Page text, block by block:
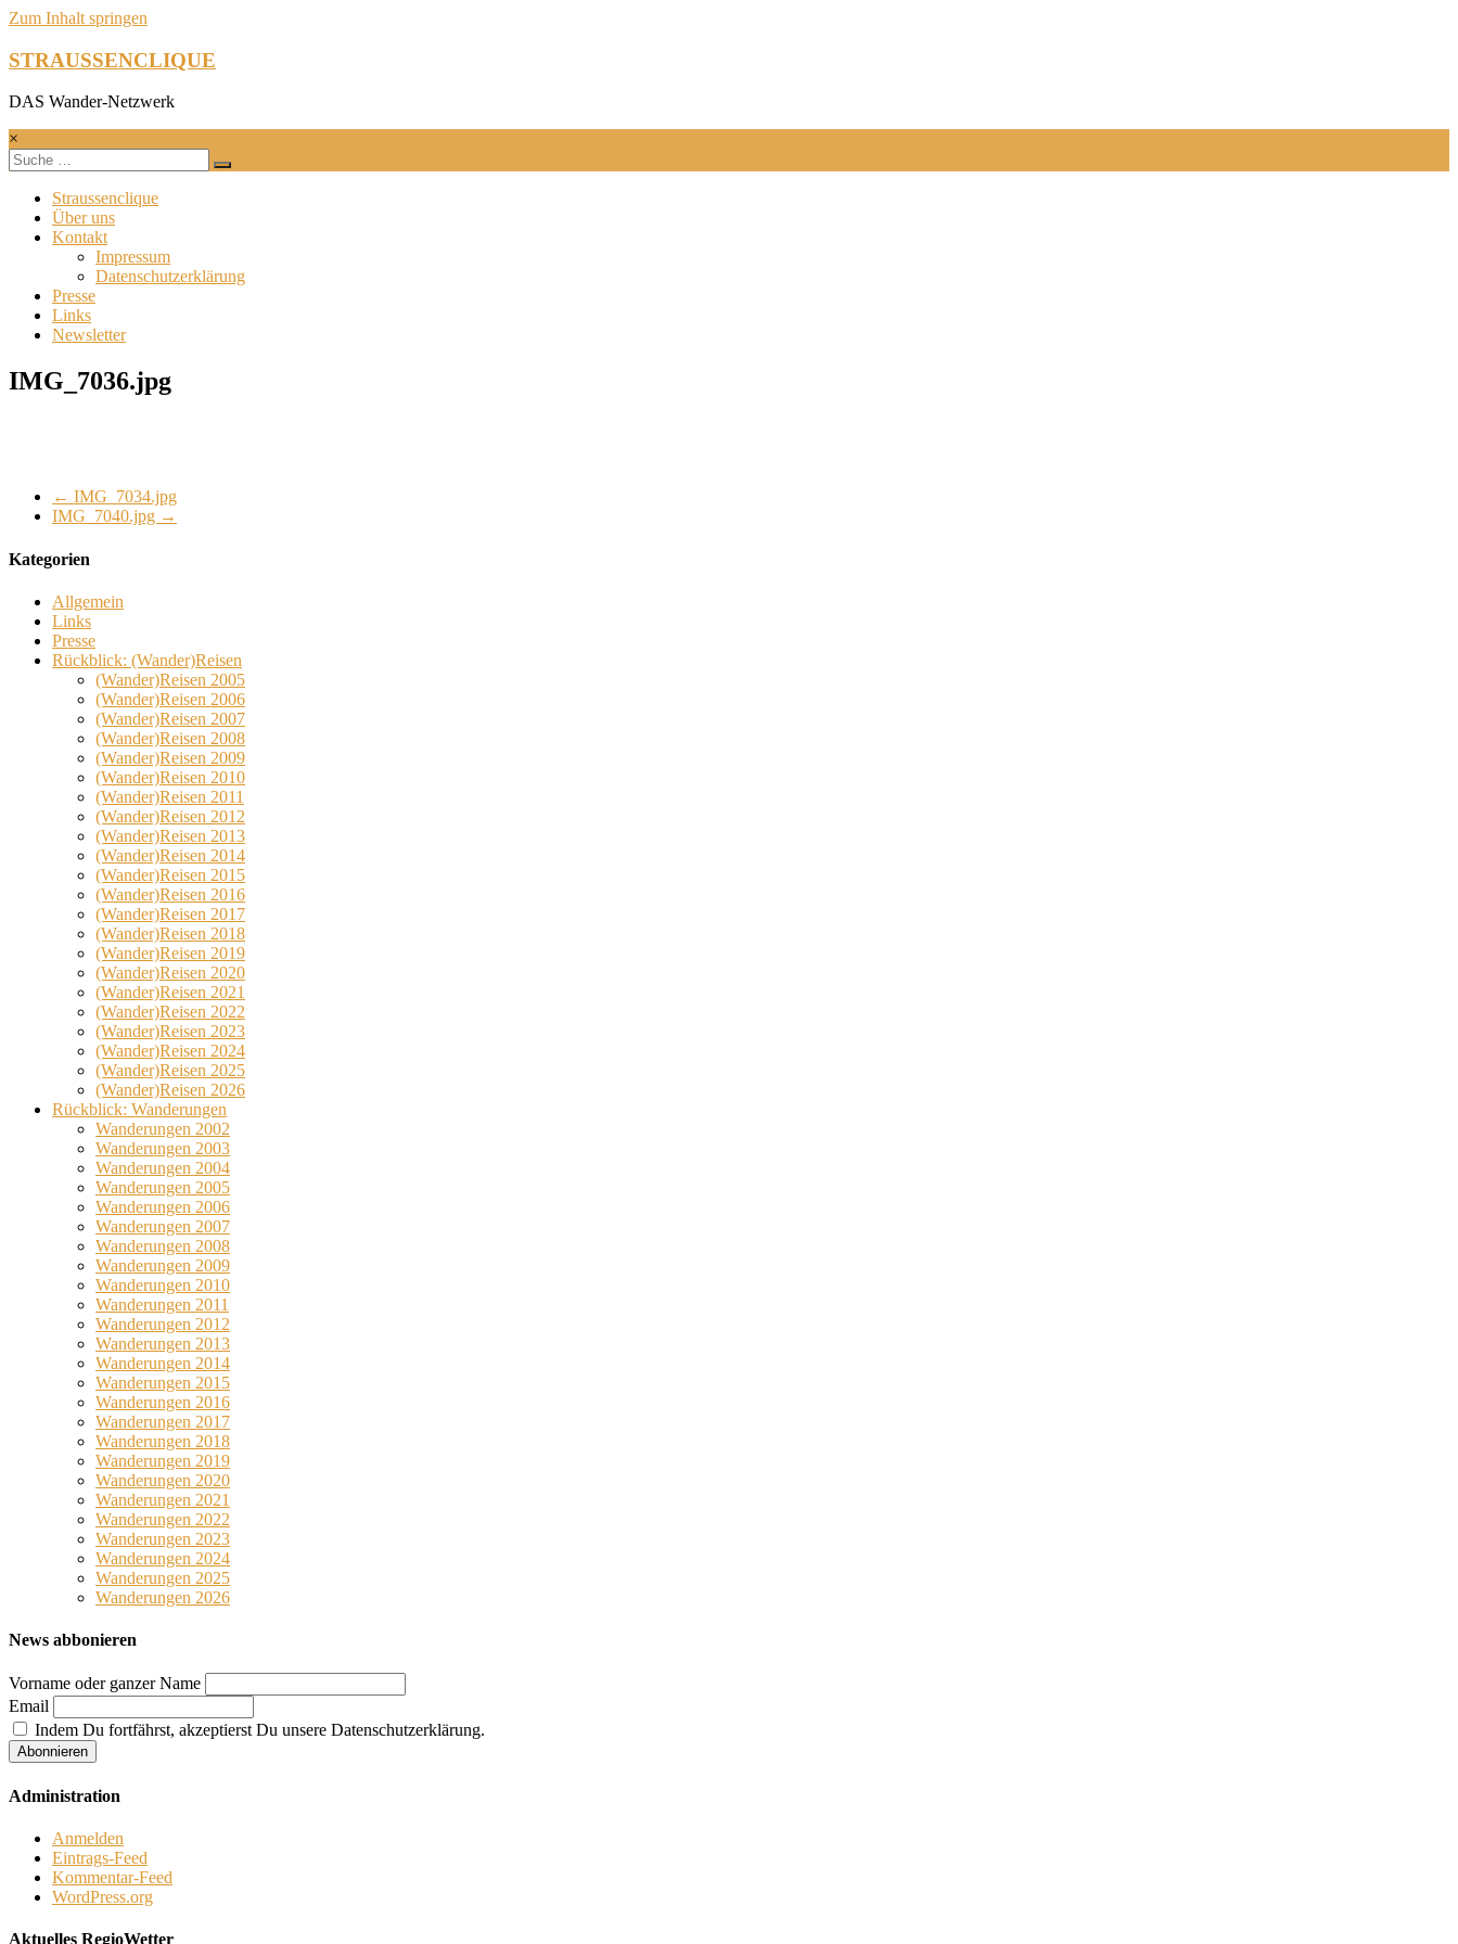
Zum Inhalt springen
STRAUSSENCLIQUE
DAS Wander-Netzwerk
×
Straussenclique
Über uns
Kontakt
Impressum
Datenschutzerklärung
Presse
Links
Newsletter
IMG_7036.jpg
← IMG_7034.jpg
IMG_7040.jpg →
Kategorien
Allgemein
Links
Presse
Rückblick: (Wander)Reisen
(Wander)Reisen 2005
(Wander)Reisen 2006
(Wander)Reisen 2007
(Wander)Reisen 2008
(Wander)Reisen 2009
(Wander)Reisen 2010
(Wander)Reisen 2011
(Wander)Reisen 2012
(Wander)Reisen 2013
(Wander)Reisen 2014
(Wander)Reisen 2015
(Wander)Reisen 2016
(Wander)Reisen 2017
(Wander)Reisen 2018
(Wander)Reisen 2019
(Wander)Reisen 2020
(Wander)Reisen 2021
(Wander)Reisen 2022
(Wander)Reisen 2023
(Wander)Reisen 2024
(Wander)Reisen 2025
(Wander)Reisen 2026
Rückblick: Wanderungen
Wanderungen 2002
Wanderungen 2003
Wanderungen 2004
Wanderungen 2005
Wanderungen 2006
Wanderungen 2007
Wanderungen 2008
Wanderungen 2009
Wanderungen 2010
Wanderungen 2011
Wanderungen 2012
Wanderungen 2013
Wanderungen 2014
Wanderungen 2015
Wanderungen 2016
Wanderungen 2017
Wanderungen 2018
Wanderungen 2019
Wanderungen 2020
Wanderungen 2021
Wanderungen 2022
Wanderungen 2023
Wanderungen 2024
Wanderungen 2025
Wanderungen 2026
News abbonieren
Vorname oder ganzer Name
Email
Indem Du fortfährst, akzeptierst Du unsere Datenschutzerklärung.
Administration
Anmelden
Eintrags-Feed
Kommentar-Feed
WordPress.org
Aktuelles RegioWetter